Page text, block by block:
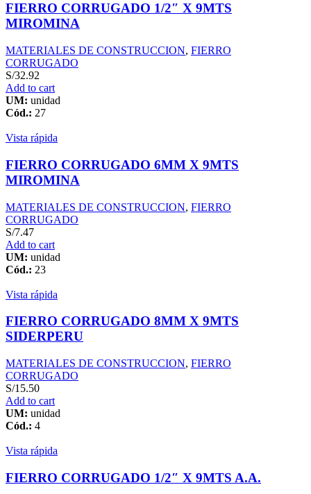
FIERRO CORRUGADO 1/2″ X 9MTS
MIROMINA
MATERIALES DE CONSTRUCCION, FIERRO
CORRUGADO
S/32.92
Add to cart
UM: unidad
Cód.: 27
Vista rápida
FIERRO CORRUGADO 6MM X 9MTS
MIROMINA
MATERIALES DE CONSTRUCCION, FIERRO
CORRUGADO
S/7.47
Add to cart
UM: unidad
Cód.: 23
Vista rápida
FIERRO CORRUGADO 8MM X 9MTS
SIDERPERU
MATERIALES DE CONSTRUCCION, FIERRO
CORRUGADO
S/15.50
Add to cart
UM: unidad
Cód.: 4
Vista rápida
FIERRO CORRUGADO 1/2″ X 9MTS A.A.